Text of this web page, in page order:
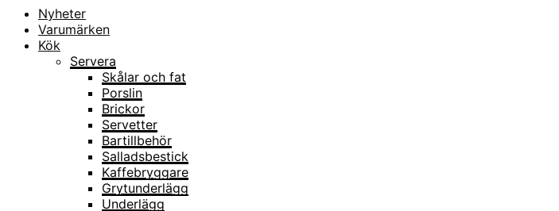
Nyheter
Varumärken
Kök
Servera
Skålar och fat
Porslin
Brickor
Servetter
Bartillbehör
Salladsbestick
Kaffebryggare
Grytunderlägg
Underlägg